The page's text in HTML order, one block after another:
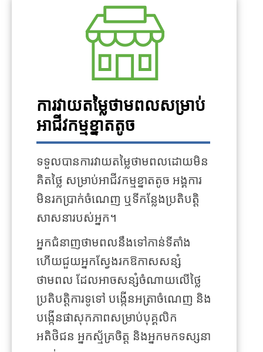
ការវាយតម្លៃថាមពលសម្រាប់
អាជីវកម្មខ្នាតតូច
ទទួលបានការវាយតម្លៃថាមពលដោយមិន
គិតថ្លៃ សម្រាប់អាជីវកម្មខ្នាតតូច អង្គការ
មិនរកប្រាក់ចំណេញ ឬទីកន្លែងប្រតិបត្តិ
សាសនារបស់អ្នក។
អ្នកជំនាញថាមពលនឹងទៅកាន់ទីតាំង
ហើយជួយអ្នកស្វែងរកឱកាសសន្សំ
ថាមពល ដែលអាចសន្សំចំណាយលើថ្លៃ
ប្រតិបត្តិការទូទៅ បង្កើនអត្រាចំណេញ និង
បង្កើនផាសុកភាពសម្រាប់បុគ្គលិក
អតិថិជន អ្នកស្ម័គ្រចិត្ត និងអ្នកមកទស្សនា